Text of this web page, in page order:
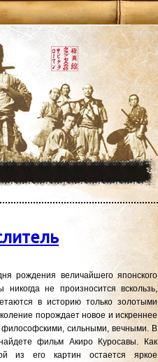
рождения величайшего японского
не произносится вскользь,
в историю только золотыми
порождает новое и искреннее
сильными, вечными. В
фильм Акиро Куросавы. Как
из его картин остается яркое